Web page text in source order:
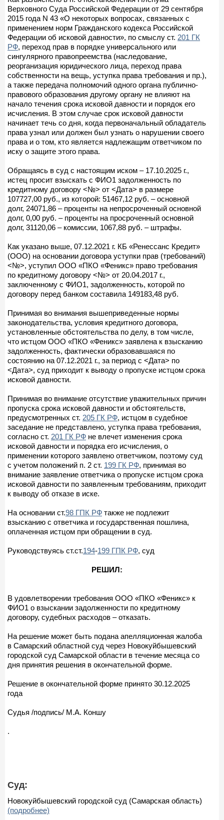
Верховного Суда Российской Федерации от 29 сентября
2015 года N 43 «О некоторых вопросах, связанных с
применением норм Гражданского кодекса Российской
Федерации об исковой давности», по смыслу ст. 201 ГК
РФ, переход прав в порядке универсального или
сингулярного правопреемства (наследование,
реорганизация юридического лица, переход права
собственности на вещь, уступка права требования и пр.),
а также передача полномочий одного органа публично-
правового образования другому органу не влияют на
начало течения срока исковой давности и порядок его
исчисления. В этом случае срок исковой давности
начинает течь со дня, когда первоначальный обладатель
права узнал или должен был узнать о нарушении своего
права и о том, кто является надлежащим ответчиком по
иску о защите этого права.
Обращаясь в суд с настоящим иском – 17.10.2025 г.,
истец просит взыскать с ФИО1 задолженность по
кредитному договору <№> от <Дата> в размере
107727,00 руб., из которой: 51467,12 руб. – основной
долг, 24071,86 – проценты на непросроченный основной
долг, 0,00 руб. – проценты на просроченный основной
долг, 31120,06 – комиссии, 1067,88 руб. – штрафы.
Как указано выше, 07.12.2021 г. КБ «Ренессанс Кредит»
(ООО) на основании договора уступки прав (требований)
<№>, уступил ООО «ПКО «Феникс» право требования
по кредитному договору <№> от 20.04.2017 г.,
заключенному с ФИО1, задолженность, которой по
договору перед банком составила 149183,48 руб.
Принимая во внимания вышеприведенные нормы
законодательства, условия кредитного договора,
установленные обстоятельства по делу, в том числе,
что истцом ООО «ПКО «Феникс» заявлена к взысканию
задолженность, фактически образовавшаяся по
состоянию на 07.12.2021 г., за период с <Дата> по
<Дата>, суд приходит к выводу о пропуске истцом срока
исковой давности.
Принимая во внимание отсутствие уважительных причин
пропуска срока исковой давности и обстоятельств,
предусмотренных ст. 205 ГК РФ, истцом в судебное
заседание не представлено, уступка права требования,
согласно ст. 201 ГК РФ не влечет изменения срока
исковой давности и порядка его исчисления, о
применении которого заявлено ответчиком, поэтому суд
с учетом положений п. 2 ст. 199 ГК РФ, принимая во
внимание заявление ответчика о пропуске истцом срока
исковой давности по заявленным требованиям, приходит
к выводу об отказе в иске.
На основании ст.98 ГПК РФ также не подлежит
взысканию с ответчика и государственная пошлина,
оплаченная истцом при обращении в суд.
Руководствуясь ст.ст.194-199 ГПК РФ, суд
РЕШИЛ:
В удовлетворении требования ООО «ПКО «Феникс» к
ФИО1 о взыскании задолженности по кредитному
договору, судебных расходов – отказать.
На решение может быть подана апелляционная жалоба
в Самарский областной суд через Новокуйбышевский
городской суд Самарской области в течение месяца со
дня принятия решения в окончательной форме.
Решение в окончательной форме принято 30.12.2025
года
Судья /подпись/ М.А. Коншу
.
Суд:
Новокуйбышевский городской суд (Самарская область)
(подробнее)